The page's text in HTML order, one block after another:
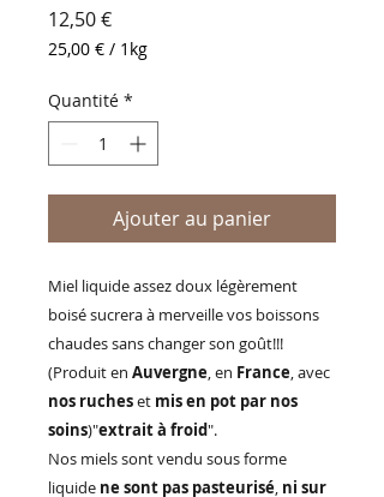
12,50 €Prix
25,00 € / 1kg
pour
1
Kilogramme
Quantité *
Ajouter au panier
Miel liquide assez doux légèrement
boisé sucrera à merveille vos boissons
chaudes sans changer son goût!!!
(Produit en Auvergne, en France, avec
nos rucheset mis en pot par nos
soins)"extrait à froid".
Nos miels sont vendu sous forme
liquide ne sont pas pasteurisé, ni sur